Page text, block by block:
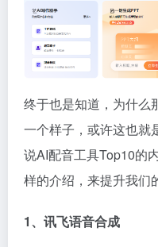
终于也是知道，为什么
一个样子，或许这也就
说AI配音工具Top10的
样的介绍，来提升我们
1、讯飞语音合成